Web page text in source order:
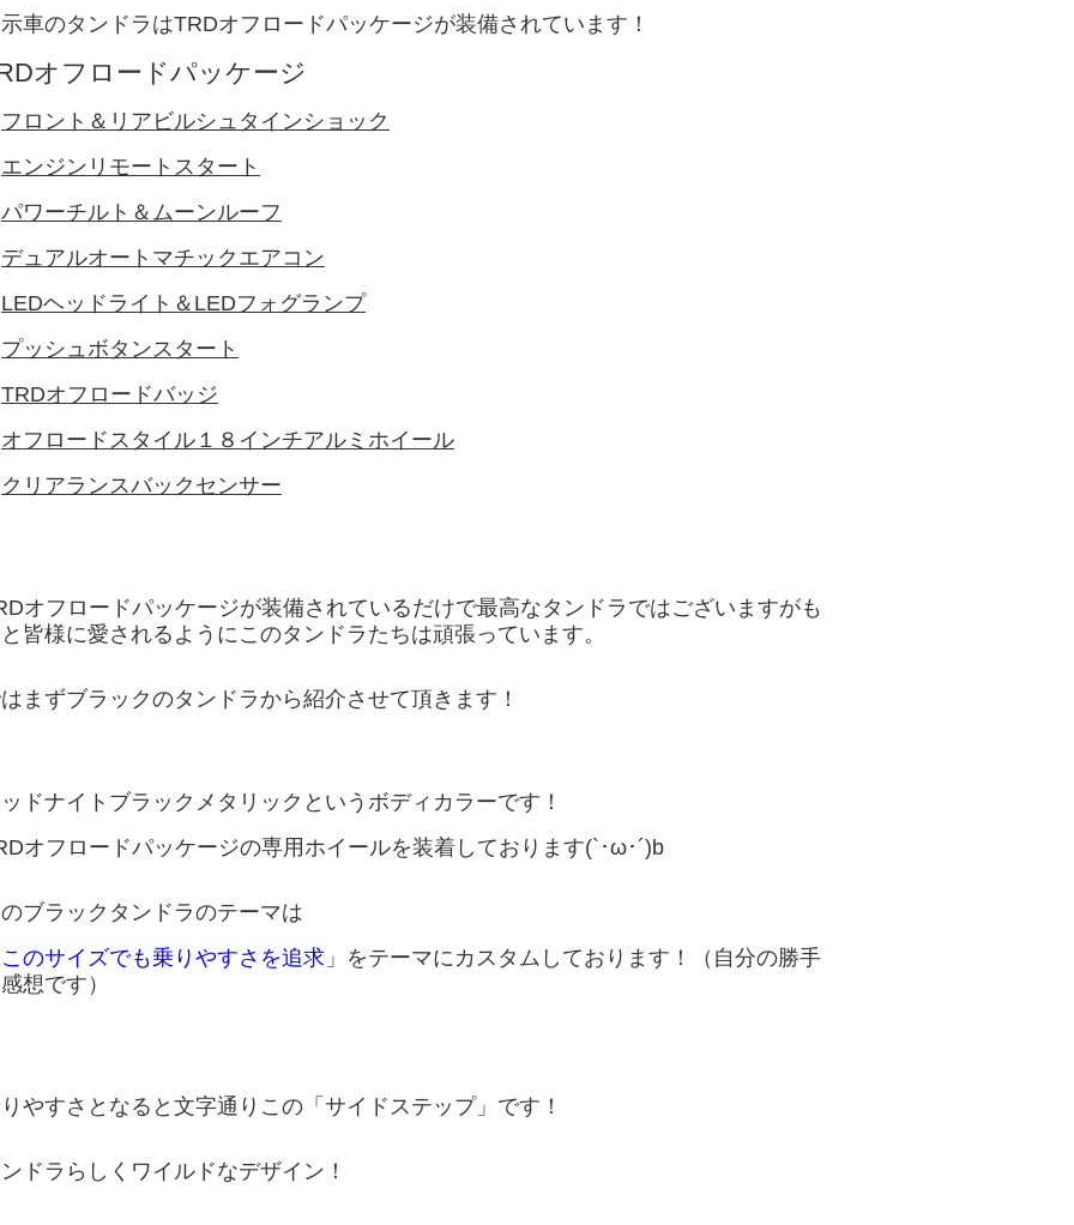
車のタンドラはTRDオフロードパッケージが装備されています！
オフロードパッケージ
フロント＆リアビルシュタインショック
エンジンリモートスタート
パワーチルト＆ムーンルーフ
デュアルオートマチックエアコン
LEDヘッドライト＆LEDフォグランプ
プッシュボタンスタート
TRDオフロードバッジ
オフロードスタイル１８インチアルミホイール
クリアランスバックセンサー
オフロードパッケージが装備されているだけで最高なタンドラではございますがも
皆様に愛されるよう にこのタンドラたちは頑張っています。
まずブラックのタンドラから紹介させて頂きます！
ドナイトブラックメタリック というボディカラーです！
オフロードパッケージの専用ホイールを装着しております(`･ω･´)b
ブラックタンドラのテーマは
このサイズでも乗りやすさを追求 」をテーマにカスタムしております！（自分の勝手
想です）
やすさとなると文字通りこの「 サイドステップ」です！
ドラらしくワイルドなデザイン！